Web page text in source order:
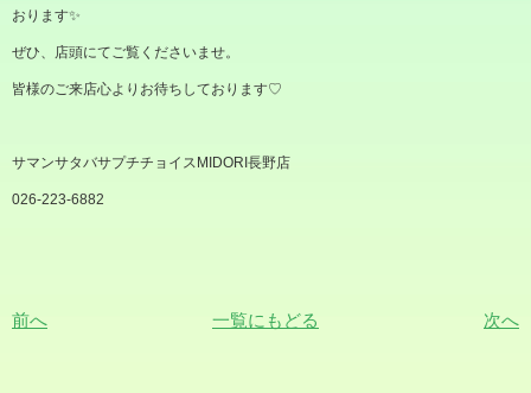
おります✨
ぜひ、店頭にてご覧くださいませ。
皆様のご来店心よりお待ちしております♡
サマンサタバサプチチョイス MIDORI 長野店
026-223-6882
前へ 一覧にもどる 次へ